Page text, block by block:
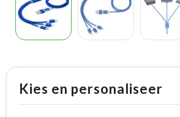
Kies en personaliseer